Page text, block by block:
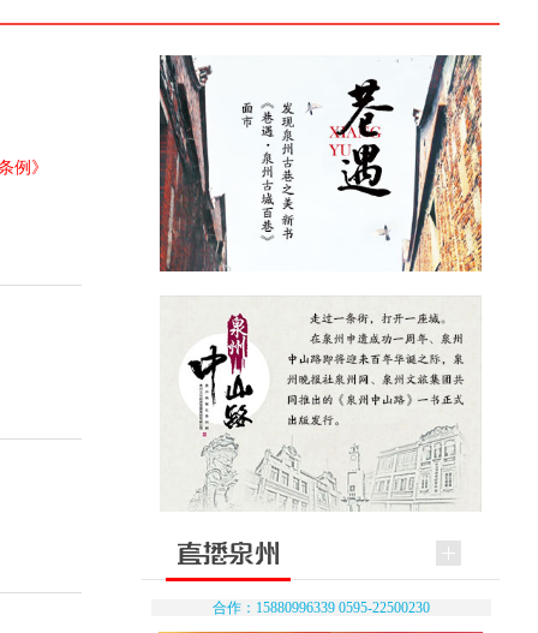
例》
合作：15880996339 0595-22500230